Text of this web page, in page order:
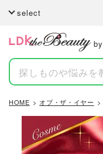
select
by
HOME オブ・ザ・イヤー